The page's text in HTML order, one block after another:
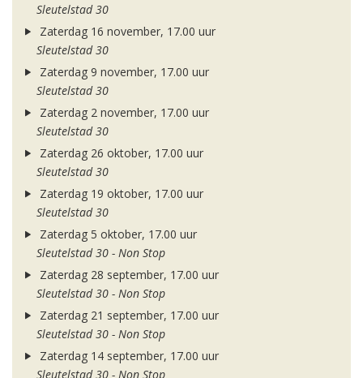
Sleutelstad 30
Zaterdag 16 november, 17.00 uur
Sleutelstad 30
Zaterdag 9 november, 17.00 uur
Sleutelstad 30
Zaterdag 2 november, 17.00 uur
Sleutelstad 30
Zaterdag 26 oktober, 17.00 uur
Sleutelstad 30
Zaterdag 19 oktober, 17.00 uur
Sleutelstad 30
Zaterdag 5 oktober, 17.00 uur
Sleutelstad 30 - Non Stop
Zaterdag 28 september, 17.00 uur
Sleutelstad 30 - Non Stop
Zaterdag 21 september, 17.00 uur
Sleutelstad 30 - Non Stop
Zaterdag 14 september, 17.00 uur
Sleutelstad 30 - Non Stop